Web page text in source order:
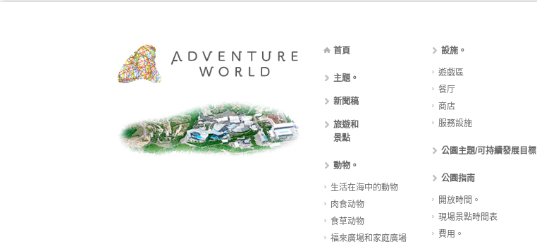
首頁
主題。
新聞稿
旅遊和
景點
動物。
生活在海中的動物
肉食动物
食草动物
福來廣場和家庭廣場
設施。
遊戲區
餐厅
商店
服務設施
公園主題/可持續發展目標
公園指南
開放時間。
現場景點時間表
費用。